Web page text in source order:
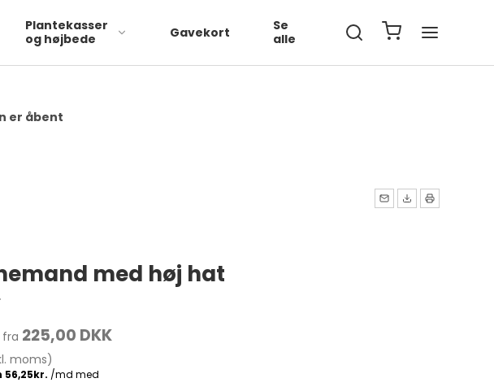
SHA-256 ph: '1234567890', ... });
Plantekasser
og højbede
Gavekort
Se
alle
er åbent
med høj hat
fra 225,00 DKK
moms)